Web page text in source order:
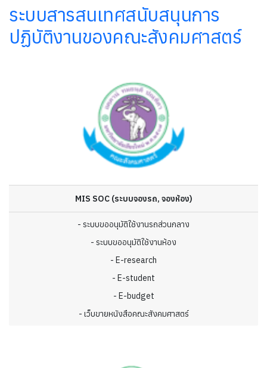
ระบบสารสนเทศสนับสนุนการ
ปฏิบัติงานของคณะสังคมศาสตร์
MIS SOC (ระบบจองรถ, จองห้อง)
- ระบบขออนุมัติใช้งานรถส่วนกลาง
- ระบบขออนุมัติใช้งานห้อง
- E-research
- E-student
- E-budget
- เว็บขายหนังสือคณะสังคมศาสตร์